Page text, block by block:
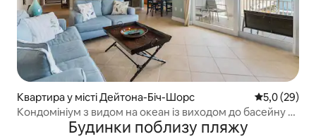
Квартира у місті Дейтона-Біч-Шорс Середня
5,0 (29)
Кондомініум з видом на океан із виходом до басейну та
пляжу в DBSБудинки поблизу пляжу